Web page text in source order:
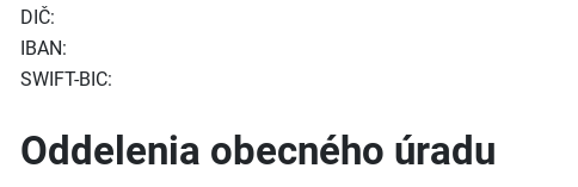
DIČ:
IBAN:
SWIFT-BIC:
Oddelenia obecného úradu